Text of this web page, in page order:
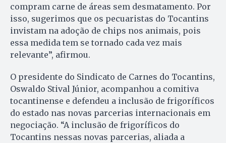
compram carne de áreas sem desmatamento. Por
isso, sugerimos que os pecuaristas do Tocantins
invistam na adoção de chips nos animais, pois
essa medida tem se tornado cada vez mais
relevante”, afirmou.
O presidente do Sindicato de Carnes do Tocantins,
Oswaldo Stival Júnior, acompanhou a comitiva
tocantinense e defendeu a inclusão de frigoríficos
do estado nas novas parcerias internacionais em
negociação. “A inclusão de frigoríficos do
Tocantins nessas novas parcerias, aliada a